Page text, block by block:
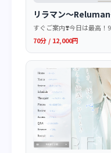
リラマン～
すぐご案内❣️今日は最高！
70分 / 12,000円